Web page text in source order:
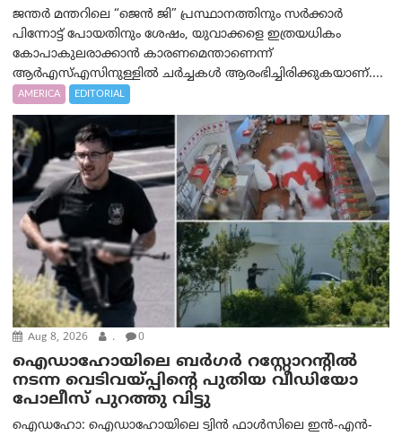
ജന്തർ മന്തറിലെ “ജെൻ ജി” പ്രസ്ഥാനത്തിനും സർക്കാർ
പിന്നോട്ട് പോയതിനും ശേഷം, യുവാക്കളെ ഇത്രയധികം
കോപാകുലരാക്കാൻ കാരണമെന്താണെന്ന്
ആർ‌എസ്‌എസിനുള്ളിൽ ചർച്ചകൾ ആരംഭിച്ചിരിക്കുകയാണ്....
AMERICA EDITORIAL
Aug 8, 2026 . 0
ഐഡാഹോയിലെ ബർഗർ റസ്റ്റോറന്റിൽ
നടന്ന വെടിവയ്പ്പിന്റെ പുതിയ വീഡിയോ
പോലീസ് പുറത്തു വിട്ടു
ഐഡഹോ: ഐഡാഹോയിലെ ട്വിൻ ഫാൾസിലെ ഇൻ-എൻ-